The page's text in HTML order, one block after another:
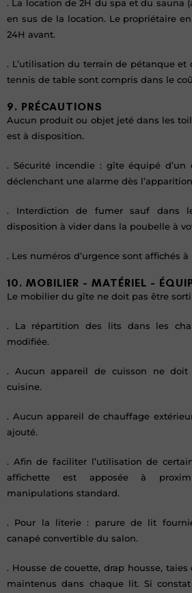
. La location de 2H du spa et du sauna
en sus de la location. Le propriétaire
24H avant.
. L’utilisation du terrain de pétanque et
tennis de table sont compris dans le
9. PRÉCAUTIONS
Aucun produit ou objet jeté dans les
est à disposition.
. Sécurité incendie : gîte équipé d’un
déclenchant une alarme dès
. Interdiction de fumer sauf dans
disposition à vider dans la poubelle à
. Les numéros d’urgence sont affichés à
10. MOBILIER - MATÉRIEL -
Le mobilier du gîte ne doit pas être sorti
. La répartition des lits dans les
modifiée.
. Aucun appareil de cuisson ne
cuisine.
. Aucun appareil de chauffage
ajouté.
. Afin de faciliter l’utilisation de
affichette est apposée à
manipulations standard.
. Pour la literie : parure de lit
canapé convertible du salon.
. Housse de couette, drap housse, taies
maintenus dans chaque lit. Si